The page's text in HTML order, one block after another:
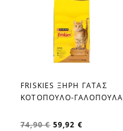
favorite_border
FRISKIES ΞΗΡΗ ΓΑΤΑΣ
ΚΟΤΟΠΟΥΛΟ-ΓΑΛΟΠΟΥΛΑ
74,90 € 59,92 €